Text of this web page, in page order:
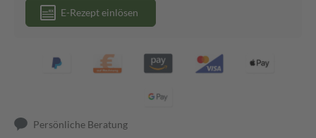
E-Rezept einlösen
Persönliche Beratung